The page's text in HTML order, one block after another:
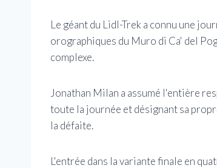
Le géant du Lidl-Trek a connu une
orographiques du Muro di Ca' del
complexe.
Jonathan Milan a assumé l'entière
toute la journée et désignant sa
la défaite.
L'entrée dans la variante finale en